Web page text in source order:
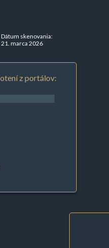
Dátum skenovania:
21. marca 2026
z portálov: